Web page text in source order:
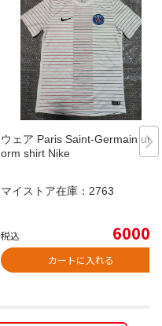
ウェア Paris Saint-Germain unif
orm shirt Nike
マイストア在庫： 2763
税込 6000
カートに入れる